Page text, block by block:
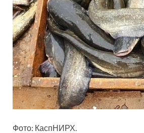
Фото: КаспНИРХ.